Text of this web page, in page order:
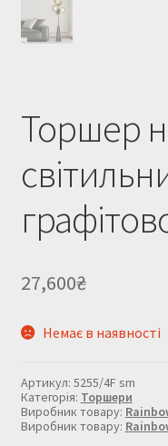
Торшер
27,600₴
Немає в наявності
Артикул: 5255/4F sm
Категорія: Торшери
Виробник товару:
Виробник товару: